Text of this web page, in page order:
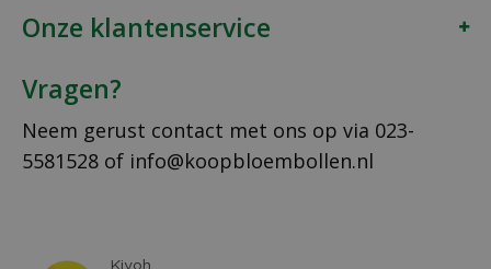
Onze klantenservice
Vragen?
Neem gerust contact met ons op via 023-
5581528 of info@koopbloembollen.nl